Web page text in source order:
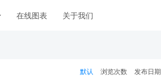
在线图表 关于我们
默认 浏览次数 发布日期